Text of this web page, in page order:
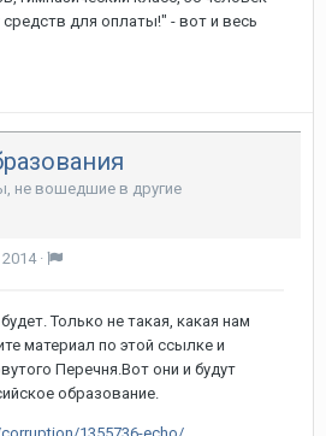
для оплаты!" - вот и весь
не вошедшие в другие
·
Только не такая, какая нам
материал по этой ссылке и
Перечня.Вот они и будут
образование.